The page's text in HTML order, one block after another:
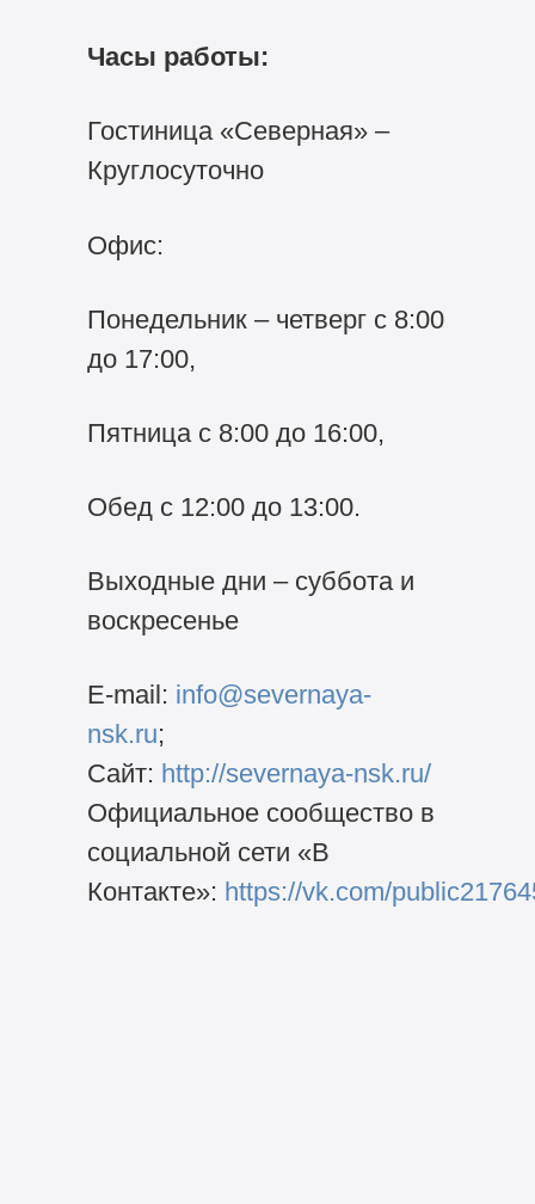
Часы работы:
Гостиница «Северная» –
Круглосуточно
Офис:
Понедельник – четверг с 8:00
до 17:00,
Пятница с 8:00 до 16:00,
Обед с 12:00 до 13:00.
Выходные дни – суббота и
воскресенье
E-mail: info@severnaya-
nsk.ru;
Сайт: http://severnaya-nsk.ru/
Официальное сообщество в
социальной сети «В
Контакте»: https://vk.com/